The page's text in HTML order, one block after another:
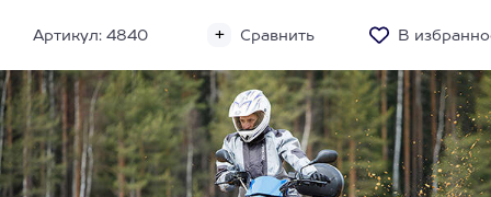
Артикул: 4840 Сравнить В